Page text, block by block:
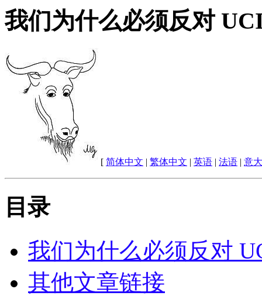
我们为什么必须反对
[ 简体中文 | 繁体中文 | 英语 | 法语 | 意
目录
我们为什么必须反对
其他文章链接